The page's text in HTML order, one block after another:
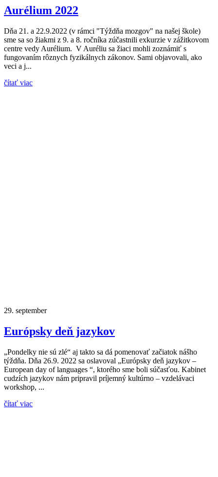
Aurélium 2022
Dňa 21. a 22.9.2022 (v rámci "Týždňa mozgov" na našej škole)
sme sa so žiakmi z 9. a 8. ročníka zúčastnili exkurzie v zážitkovom
centre vedy Aurélium. V Auréliu sa žiaci mohli zoznámiť s
fungovaním rôznych fyzikálnych zákonov. Sami objavovali, ako
veci a j...
čítať viac
29. september
Európsky deň jazykov
„Pondelky nie sú zlé“ aj takto sa dá pomenovať začiatok nášho
týždňa. Dňa 26.9. 2022 sa oslavoval „Európsky deň jazykov –
European day of languages “, ktorého sme boli súčasťou. Kabinet
cudzích jazykov nám pripravil príjemný kultúrno – vzdelávaci
workshop, ...
čítať viac